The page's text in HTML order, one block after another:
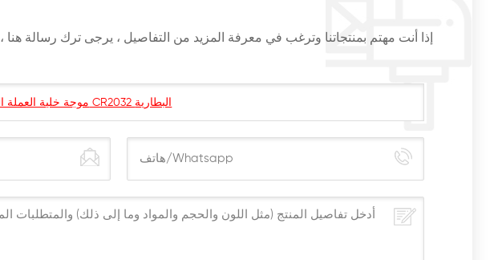
إذا أنت مهتم بمنتجاتنا وترغب في معرفة المزيد من التفاصيل ، يرجى ترك رسالة
موجة خلية العملة الربيع (بلفيل غسالات) عن CR2032 البطارية